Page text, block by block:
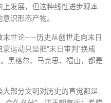
发展，但这种线性进步观本
识形态产物。
末世论——历史从创世走向末日
运动只是把"末日审判"换成
黑格尔、马克思、福山，都是
部分文明对历史的直觉都是